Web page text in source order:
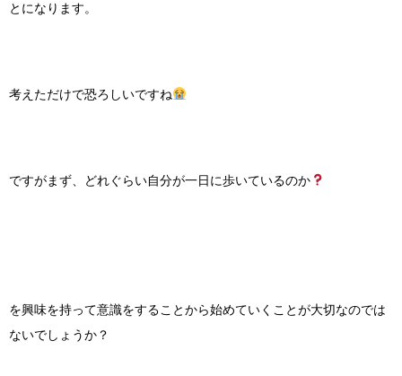
とになります。
考えただけで恐ろしいですね
ですがまず、どれぐらい自分が一日に歩いているのか
を興味を持って意識をすることから始めていくことが大切なのでは
ないでしょうか？